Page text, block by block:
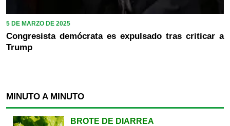
5 DE MARZO DE 2025
Congresista demócrata es expulsado tras criticar a
Trump
MINUTO A MINUTO
BROTE DE DIARREA